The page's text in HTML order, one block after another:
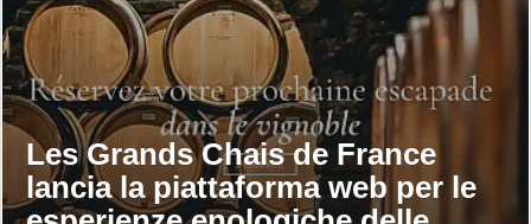
Les Grands Chais de France
lancia la piattaforma web per le